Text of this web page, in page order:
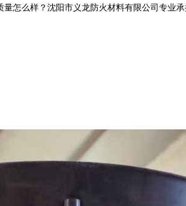
怎么样？沈阳市义龙防火材料有限公司专